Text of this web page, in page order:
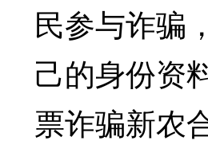
民参与诈骗
己的身份资
票诈骗新农